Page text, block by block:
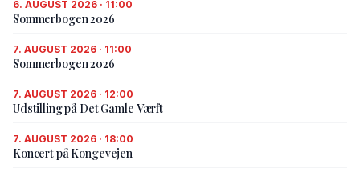
6. AUGUST 2026 · 11:00
Sommerbogen 2026
7. AUGUST 2026 · 11:00
Sommerbogen 2026
7. AUGUST 2026 · 12:00
Udstilling på Det Gamle Værft
7. AUGUST 2026 · 18:00
Koncert på Kongevejen